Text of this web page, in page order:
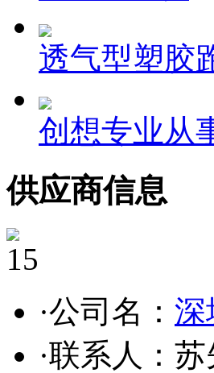
透气型塑胶
创想专业从
供应商信息
15
·公司名： 深
·联系人：苏